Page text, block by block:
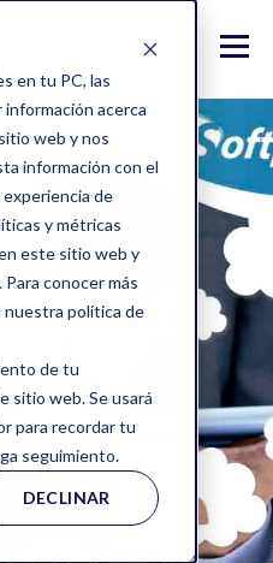
en tu PC, las
información acerca
web y nos
información con el
de
y métricas
este sitio web y
conocer más
nuestra política de
de tu
sitio web. Se usará
para recordar tu
seguimiento.
DECLINAR